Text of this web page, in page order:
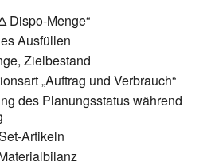
Dispo-Menge“
Ausfüllen
Zielbestand
„Auftrag und Verbrauch“
des Planungsstatus während
Artikeln